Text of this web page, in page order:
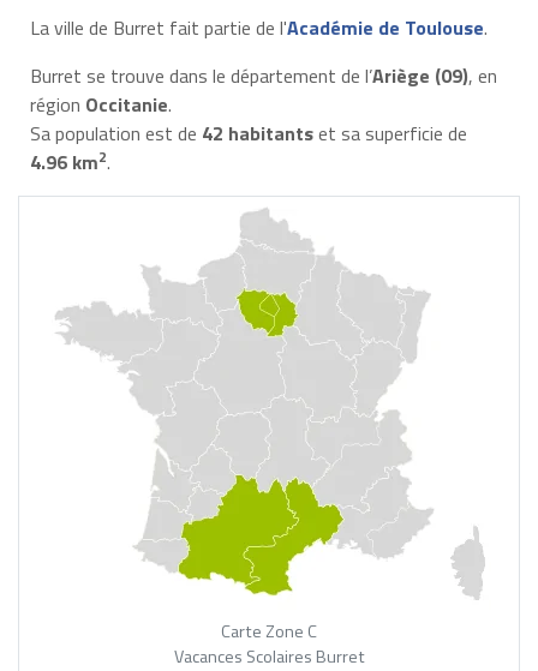
La ville de Burret fait partie de l'Académie de Toulouse.
Burret se trouve dans le département de l’Ariège (09), en
région Occitanie.
Sa population est de 42 habitantset sa superficie de
4.96 km2.
Carte Zone C
Vacances Scolaires Burret